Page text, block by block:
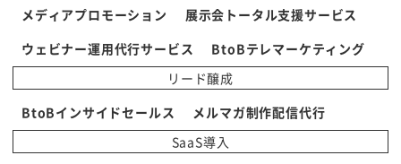
メディアプロモーション
展示会トータル支援サービス
ウェビナー運用代行サービス
BtoBテレマーケティング
リード醸成
BtoBインサイドセールス
メルマガ制作配信代行
SaaS導入